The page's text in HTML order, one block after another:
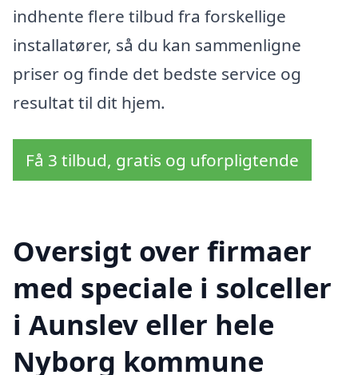
indhente flere tilbud fra forskellige
installatører, så du kan sammenligne
priser og finde det bedste service og
resultat til dit hjem.
Få 3 tilbud, gratis og uforpligtende
Oversigt over firmaer
med speciale i solceller
i Aunslev eller hele
Nyborg kommune